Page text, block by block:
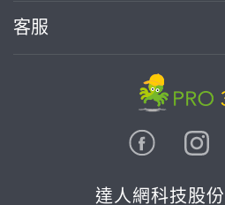
客服
達人網科技股